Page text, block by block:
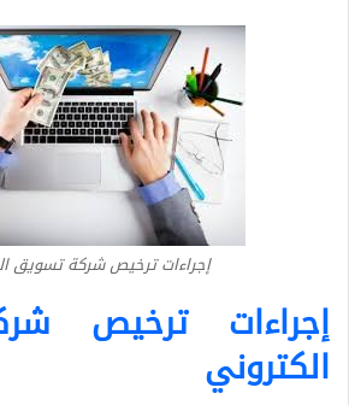
إجراءات ترخيص شركة تسويق
إجراءات ترخيص
الكتروني